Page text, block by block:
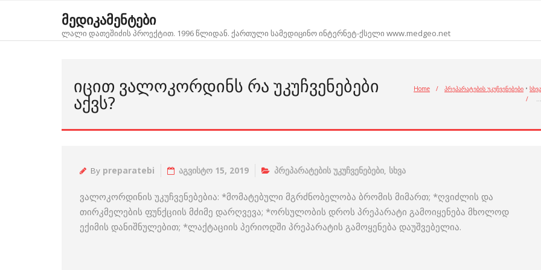
მედიკამენტები
ლალი დათეშიძის პროექტით. 1996 წლიდან. ქართული სამედიცინო ინტერნეტ-ქსელი www.medgeo.net
ᲘᲪᲘᲗ ᲕᲐᲚᲝᲙᲝᲠᲓᲘᲜᲡ ᲠᲐ ᲣᲙᲣᲩᲕᲔᲜᲔᲑᲔᲑᲘ
ᲐᲥᲕᲡ?
Home / პრეპარატების უკუჩვენებები • სხვა
/
…
By preparatebi აგვისტო 15, 2019 პრეპარატების უკუჩვენებები, სხვა
ვალოკორდინის უკუჩვენებებია: *მომატებული მგრძნობელობა ბრომის მიმართ; *ღვიძლის და
თირკმელების ფუნქციის მძიმე დარღვევა; *ორსულობის დროს პრეპარატი გამოიყენება მხოლოდ
ექიმის დანიშნულებით; *ლაქტაციის პერიოდში პრეპარატის გამოყენება დაუშვებელია.